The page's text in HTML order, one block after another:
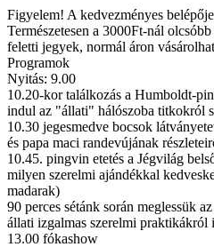
Figyelem! A kedvezményes
Természetesen a 3000Ft-nál
feletti jegyek, normál áron
Programok
Nyitás: 9.00
10.20-kor találkozás a Humboldt-
indul az "állati" hálószoba titkokról
10.30 jegesmedve bocsok
és papa maci randevújának
10.45. pingvin etetés a Jégvilág
milyen szerelmi ajándékkal
madarak)
90 perces sétánk során meglessük
állati izgalmas szerelmi praktikákról
13.00 fókashow